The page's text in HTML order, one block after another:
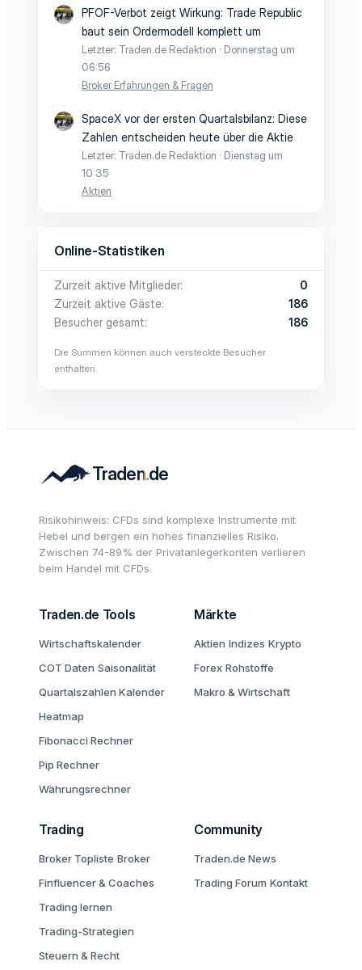
PFOF-Verbot zeigt Wirkung: Trade Republic
baut sein Ordermodell komplett um
Letzter: Traden.de Redaktion
Donnerstag um
06:56
Broker Erfahrungen & Fragen
SpaceX vor der ersten Quartalsbilanz: Diese
Zahlen entscheiden heute über die Aktie
Letzter: Traden.de Redaktion
Dienstag um
10:35
Aktien
Online-Statistiken
Zurzeit aktive Mitglieder
0
Zurzeit aktive Gäste
186
Besucher gesamt
186
Die Summen können auch versteckte Besucher
enthalten.
Risikohinweis: CFDs sind komplexe Instrumente mit
Hebel und bergen ein hohes finanzielles Risiko.
Zwischen 74-89% der Privatanlegerkonten verlieren
beim Handel mit CFDs.
Traden.de Tools
Wirtschaftskalender
COT Daten Saisonalität
Quartalszahlen Kalender
Heatmap
Fibonacci Rechner
Pip Rechner
Währungsrechner
Märkte
Aktien Indizes Krypto
Forex Rohstoffe
Makro & Wirtschaft
Trading
Broker Topliste Broker
Finfluencer & Coaches
Trading lernen
Trading-Strategien
Steuern & Recht
Community
Traden.de News
Trading Forum Kontakt